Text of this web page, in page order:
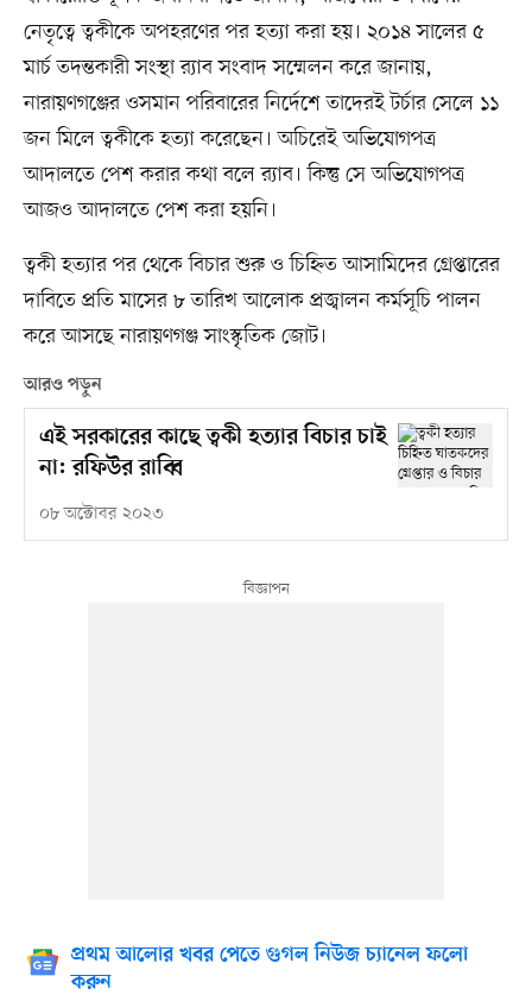
নেতৃত্বে ত্বকীকে অপহরণের পর হত্যা করা হয়। ২০১৪ সালের ৫
মার্চ তদন্তকারী সংস্থা র‌্যাব সংবাদ সম্মেলন করে জানায়,
নারায়ণগঞ্জের ওসমান পরিবারের নির্দেশে তাদেরই টর্চার সেলে ১১
জন মিলে ত্বকীকে হত্যা করেছেন। অচিরেই অভিযোগপত্র
আদালতে পেশ করার কথা বলে র‌্যাব। কিন্তু সে অভিযোগপত্র
আজও আদালতে পেশ করা হয়নি।
ত্বকী হত্যার পর থেকে বিচার শুরু ও চিহ্নিত আসামিদের গ্রেপ্তারের
দাবিতে প্রতি মাসের ৮ তারিখ আলোক প্রজ্বালন কর্মসূচি পালন
করে আসছে নারায়ণগঞ্জ সাংস্কৃতিক জোট।
আরও পড়ুন
এই সরকারের কাছে ত্বকী হত্যার বিচার চাই
না: রফিউর রাব্বি
০৮ অক্টোবর ২০২৩
প্রথম আলোর খবর পেতে গুগল নিউজ চ্যানেল ফলো
করুন